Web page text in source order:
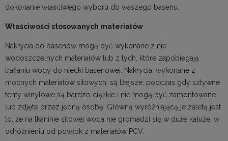
dokonanie właściwego wyboru do waszego basenu.
Właściwości stosowanych materiałów
Nakrycia do basenów mogą być wykonane z nie
wodoszczelnych materiałów lub z tych, które zapobiegają
trafianiu wody do niecki basenowej. Nakrycia, wykonane z
mocnych materiałów sitowych, są lżejsze, podczas gdy sztywne
tenty winylowe są bardzo ciężkie i nie mogą być zamontowane
lub zdjęte przez jedną osobę. Główną wyróżniającą je zaletą jest
to, że na tkaninie sitowej woda nie gromadzi się w duże kałuże, w
odróżnieniu od powłok z materiałów PCV.